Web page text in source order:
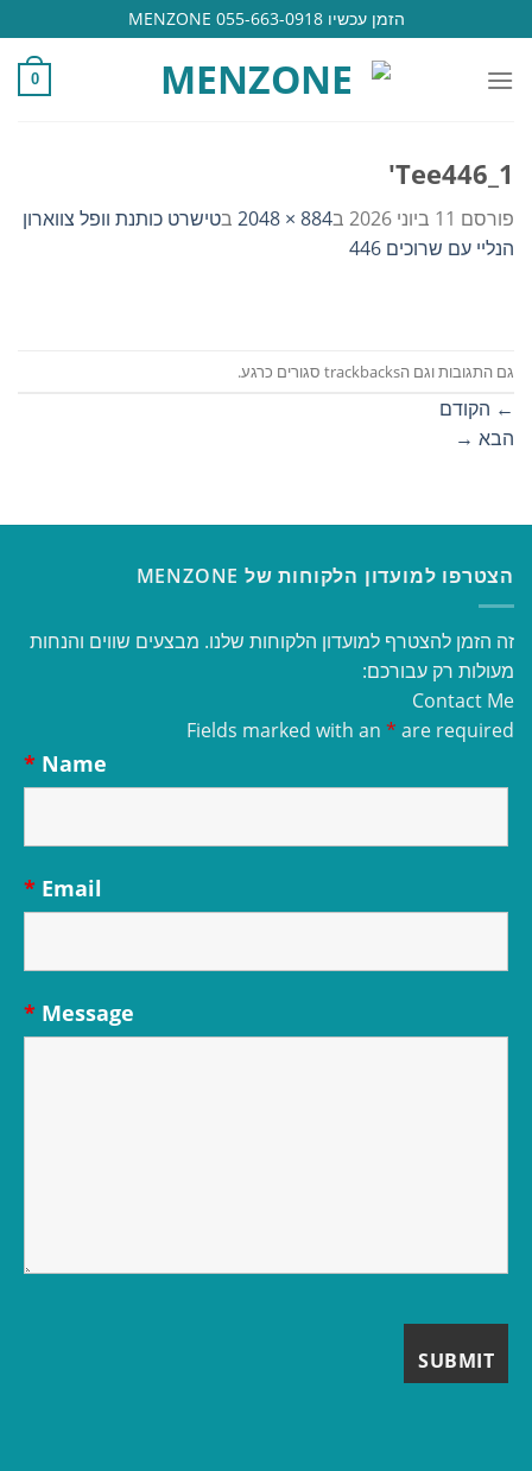
to
content
הזמן עכשיו 055-663-0918 MENZONE
0
Tee446_1'
פורסם 11 ביוני 2026 ב884 × 2048 בטישרט כותנת וופל צווארון
הנליי עם שרוכים 446
גם התגובות וגם הtrackbacks סגורים כרגע.
← הקודם
הבא →
הצטרפו למועדון הלקוחות של MENZONE
זה הזמן להצטרף למועדון הלקוחות שלנו. מבצעים שווים והנחות
מעולות רק עבורכם:
Contact Me
Fields marked with an * are required
Name
*
Email
*
Message
*